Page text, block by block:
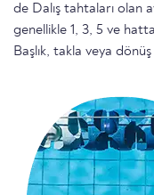
de Dalış tahtaları olan
genellikle 1, 3, 5 ve
Başlık, takla veya